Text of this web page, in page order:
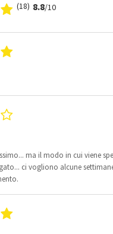
(18) 8.8/10
ma il modo in cui viene
ci vogliono alcune